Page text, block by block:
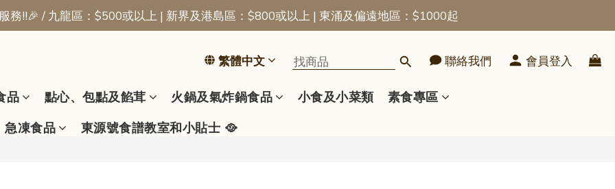
📢新會員優惠 | 首張訂單即享$50迎新獎賞
務!!🎉 / 九龍區：$500或以上 | 新界及港島區：$800或以上 | 東涌及偏遠地區：$1000起
繁體中文
聯絡我們 會員登入
品 點心、包點及餡茸 火鍋及氣炸鍋食品 小食及小菜類
素食專區
急凍食品
東源號食譜教室和小貼士 🥘
立即購買